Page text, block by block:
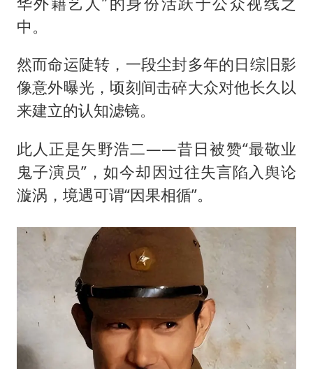
陕西省委书记赶赴柞水县杏坪镇
东方之约 相约未来
中。
然而命运陡转，一段尘封多年的日综旧影
像意外曝光，顷刻间击碎大众对他长久以
来建立的认知滤镜。
此人正是矢野浩二——昔日被赞“最敬业
鬼子演员”，如今却因过往失言陷入舆论
漩涡，境遇可谓“因果相循”。